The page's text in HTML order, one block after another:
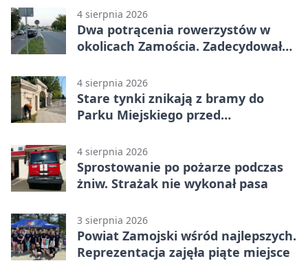
4 sierpnia 2026
Dwa potrącenia rowerzystów w
okolicach Zamościa. Zadecydowało
4 sierpnia 2026
Stare tynki znikają z bramy do
Parku Miejskiego przed
4 sierpnia 2026
Sprostowanie po pożarze podczas
żniw. Strażak nie wykonał pasa
3 sierpnia 2026
Powiat Zamojski wśród najlepszych.
Reprezentacja zajęła piąte miejsce